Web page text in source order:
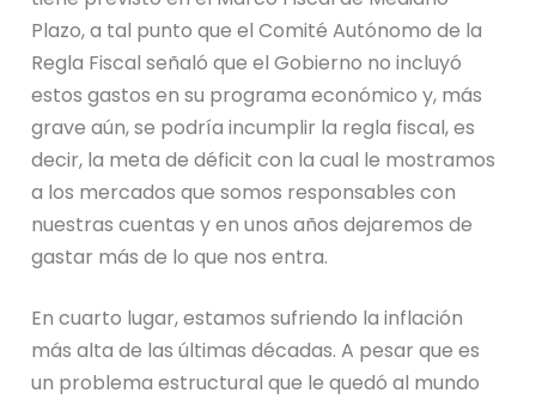
Plazo, a tal punto que el Comité Autónomo de la
Regla Fiscal señaló que el Gobierno no incluyó
estos gastos en su programa económico y, más
grave aún, se podría incumplir la regla fiscal, es
decir, la meta de déficit con la cual le mostramos
a los mercados que somos responsables con
nuestras cuentas y en unos años dejaremos de
gastar más de lo que nos entra.
En cuarto lugar, estamos sufriendo la inflación
más alta de las últimas décadas. A pesar que es
un problema estructural que le quedó al mundo